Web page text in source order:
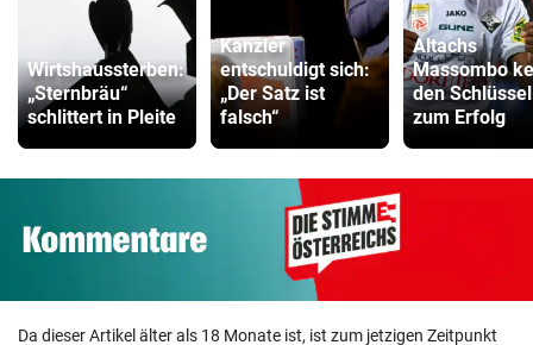
Wirtshaussterben:
„Sternbräu“
schlittert in Pleite
Kanzler
entschuldigt sich:
„Der Satz ist
falsch“
Altachs
Massombo
den Schlüssel
zum Erfolg
Da dieser Artikel älter als 18 Monate ist, ist zum jetzigen Zeitpunkt